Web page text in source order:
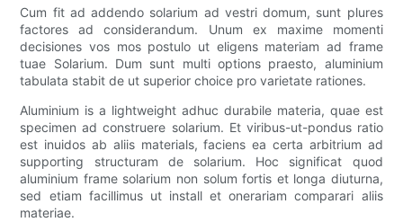
Cum fit ad addendo solarium ad vestri domum, sunt plures
factores ad considerandum. Unum ex maxime momenti
decisiones vos mos postulo ut eligens materiam ad frame
tuae Solarium. Dum sunt multi options praesto, aluminium
tabulata stabit de ut superior choice pro varietate rationes.
Aluminium is a lightweight adhuc durabile materia, quae est
specimen ad construere solarium. Et viribus-ut-pondus ratio
est inuidos ab aliis materials, faciens ea certa arbitrium ad
supporting structuram de solarium. Hoc significat quod
aluminium frame solarium non solum fortis et longa diuturna,
sed etiam facillimus ut install et onerariam comparari aliis
materiae.